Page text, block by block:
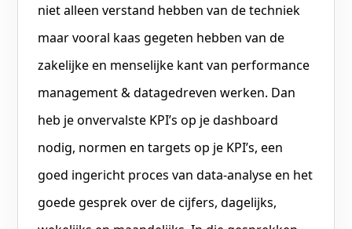
niet alleen verstand hebben van de techniek
maar vooral kaas gegeten hebben van de
zakelijke en menselijke kant van performance
management & datagedreven werken. Dan
heb je onvervalste KPI’s op je dashboard
nodig, normen en targets op je KPI’s, een
goed ingericht proces van data-analyse en het
goede gesprek over de cijfers, dagelijks,